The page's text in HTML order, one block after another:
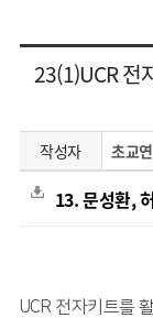
23(1)UCR 전
작성자 초교연
13. 문성환,
UCR 전자키트를